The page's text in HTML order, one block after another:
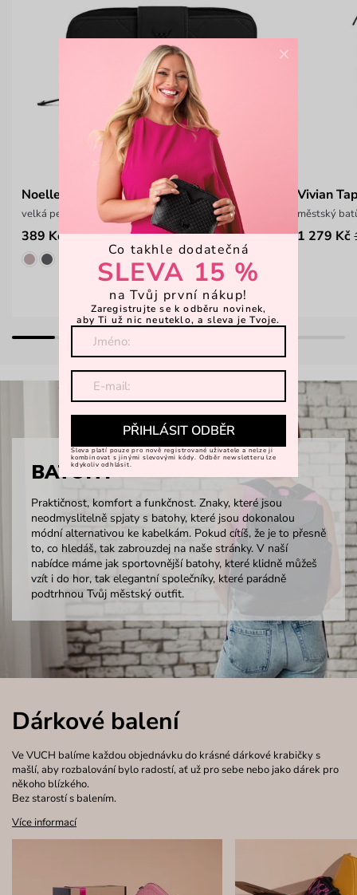
Noelle
velká peněženka na patent
389 Kč 599 Kč
Vivian
městský
1 279 Kč
BATOHY
Praktičnost, komfort a funkčnost. Znaky, které jsou
neodmyslitelně spjaty s batohy, které jsou dokonalou
módní alternativou ke kabelkám. Pokud cítíš, že je to přesně
to, co hledáš, tak zabrouzdej na naše stránky. V naší
nabídce máme jak sportovnější batohy, které klidně můžeš
vzít i do hor, tak elegantní společníky, které parádně
podtrhnou Tvůj městský outfit.
Dárkové balení
Ve VUCH balíme každou objednávku do krásné dárkové krabičky s
mašlí, aby rozbalování bylo radostí, ať už pro sebe nebo jako dárek pro
někoho blízkého.
Bez starostí s balením.
Více informací
×
Co takhle dodatečná
SLEVA 15 %
na Tvůj první nákup!
Zaregistrujte se k odběru novinek,
aby Ti už nic neuteklo, a sleva je Tvoje.
PŘIHLÁSIT ODBĚR
Sleva platí pouze pro nově registrované uživatele a nelze ji
kombinovat s jinými slevovými kódy. Odběr newsletteru lze
kdykoliv odhlásit.